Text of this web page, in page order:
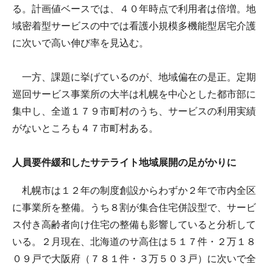
る。計画値ベースでは、４０年時点で利用者は倍増。地
域密着型サービスの中では看護小規模多機能型居宅介護
に次いで高い伸び率を見込む。
一方、課題に挙げているのが、地域偏在の是正。定期
巡回サービス事業所の大半は札幌を中心とした都市部に
集中し、全道１７９市町村のうち、サービスの利用実績
がないところも４７市町村ある。
人員要件緩和したサテライト地域展開の足がかりに
札幌市は１２年の制度創設からわずか２年で市内全区
に事業所を整備。うち８割が集合住宅併設型で、サービ
ス付き高齢者向け住宅の整備も影響していると分析して
いる。２月現在、北海道のサ高住は５１７件・２万１８
０９戸で大阪府（７８１件・３万５０３戸）に次いで全